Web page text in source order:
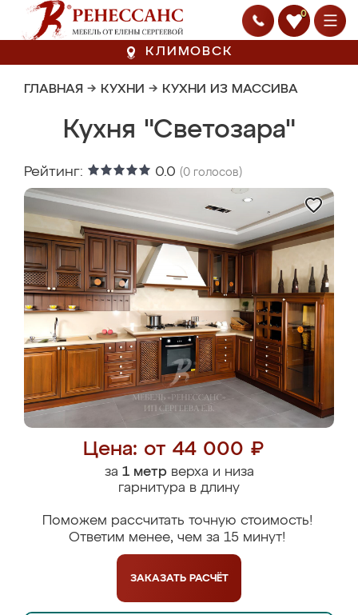
0
КЛИМОВСК
ГЛАВНАЯ → КУХНИ → КУХНИ ИЗ МАССИВА
Кухня "Светозара"
Рейтинг: 0.0 (0 голосов)
Цена: от 44 000 ₽
за 1 метрверха и низа
гарнитура в длину
Поможем рассчитать точную стоимость!
Ответим менее, чем за 15 минут!
ЗАКАЗАТЬ РАСЧЁТ